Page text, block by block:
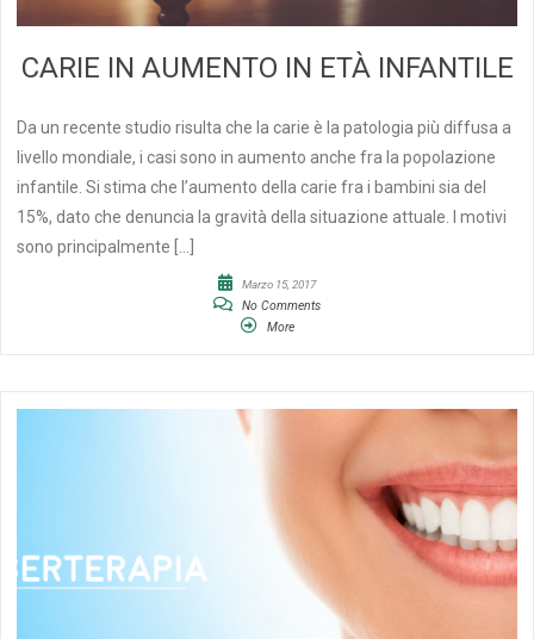
CARIE IN AUMENTO IN ETÀ INFANTILE
Da un recente studio risulta che la carie è la patologia più diffusa a
livello mondiale, i casi sono in aumento anche fra la popolazione
infantile. Si stima che l’aumento della carie fra i bambini sia del
15%, dato che denuncia la gravità della situazione attuale. I motivi
sono principalmente […]
Marzo 15, 2017
No Comments
More